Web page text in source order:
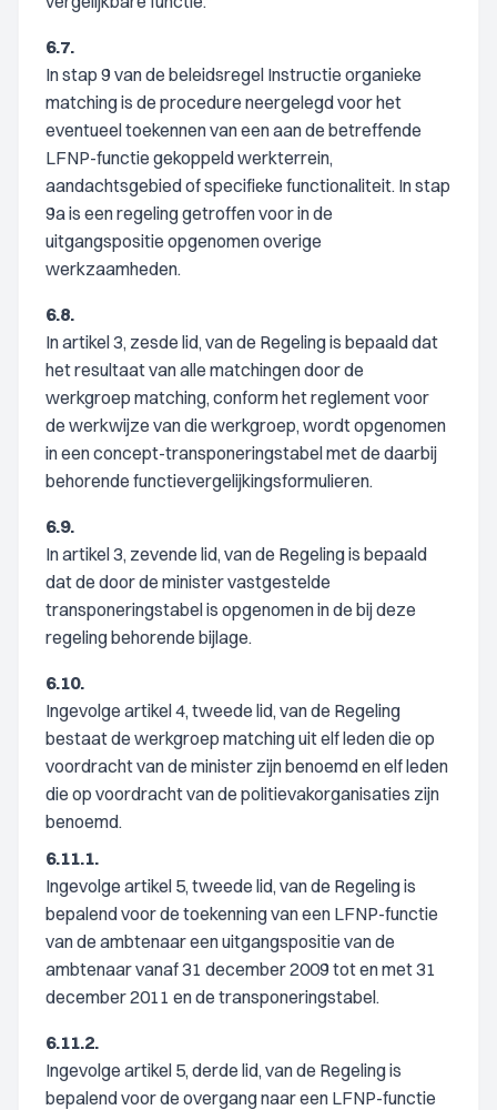
6.7.
In stap 9 van de beleidsregel Instructie organieke
matching is de procedure neergelegd voor het
eventueel toekennen van een aan de betreffende
LFNP-functie gekoppeld werkterrein,
aandachtsgebied of specifieke functionaliteit. In stap
9a is een regeling getroffen voor in de
uitgangspositie opgenomen overige
werkzaamheden.
6.8.
In artikel 3, zesde lid, van de Regeling is bepaald dat
het resultaat van alle matchingen door de
werkgroep matching, conform het reglement voor
de werkwijze van die werkgroep, wordt opgenomen
in een concept-transponeringstabel met de daarbij
behorende functievergelijkingsformulieren.
6.9.
In artikel 3, zevende lid, van de Regeling is bepaald
dat de door de minister vastgestelde
transponeringstabel is opgenomen in de bij deze
regeling behorende bijlage.
6.10.
Ingevolge artikel 4, tweede lid, van de Regeling
bestaat de werkgroep matching uit elf leden die op
voordracht van de minister zijn benoemd en elf leden
die op voordracht van de politievakorganisaties zijn
benoemd.
6.11.1.
Ingevolge artikel 5, tweede lid, van de Regeling is
bepalend voor de toekenning van een LFNP-functie
van de ambtenaar een uitgangspositie van de
ambtenaar vanaf 31 december 2009 tot en met 31
december 2011 en de transponeringstabel.
6.11.2.
Ingevolge artikel 5, derde lid, van de Regeling is
bepalend voor de overgang naar een LFNP-functie